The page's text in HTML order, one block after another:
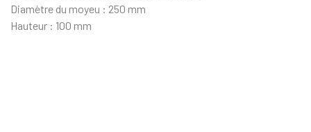
Diamètre du moyeu : 250 mm
Hauteur : 100 mm